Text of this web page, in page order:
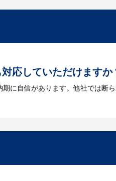
応していただけますか
に自信があります。他社では断